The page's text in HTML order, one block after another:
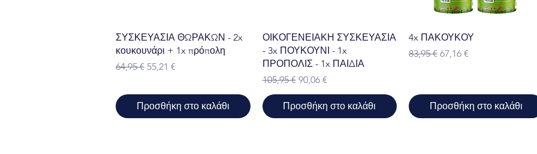
Γρήγορη προβολή
ΣΥΣΚΕΥΑΣΙΑ ΘΩΡΑΚΩΝ - 2x
κουκουνάρι + 1x πρόπολη
Κανονική τιμή
64,95 € Τιμή Έκπτωσης
55,21 €
Προσθήκη στο καλάθι
Γρήγορη προβολή
ΟΙΚΟΓΕΝΕΙΑΚΗ ΣΥΣΚΕΥΑΣΙΑ
- 3x ΠΟΥΚΟΥΝΙ - 1x
ΠΡΟΠΟΛΙΣ - 1x ΠΑΙΔΙΑ
Κανονική τιμή
105,95 € Τιμή Έκπτωσης
90,06 €
Προσθήκη στο καλάθι
Γρήγορη προβολή
4x ΠΑΚΟΥΚΟΥ
Κανονική τιμή
83,95 € Τιμή Έκπτωσης
67,16 €
Προσθήκη στο καλάθι